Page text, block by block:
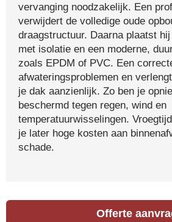
vervanging noodzakelijk. Een
verwijdert de volledige oude
draagstructuur. Daarna plaatst
met isolatie en een moderne,
zoals EPDM of PVC. Een
afwateringsproblemen en
je dak aanzienlijk. Zo ben je
beschermd tegen regen, wind en
temperatuurwisselingen.
je later hoge kosten aan
schade.
Offerte